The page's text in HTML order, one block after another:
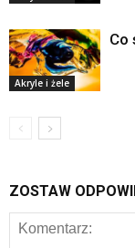
Akryle i żele
Co
ZOSTAW